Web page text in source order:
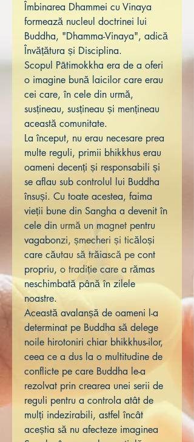
Îmbinarea Dhammei cu Vinaya
formează nucleul doctrinei lui
Buddha, "Dhamma-Vinaya", adică
Învățătura și Disciplina.
Scopul Pātimokkha era de a oferi
o imagine bună laicilor care erau
cei care, în cele din urmă,
susțineau, susțineau și mențineau
această comunitate.
La început, nu erau necesare prea
multe reguli, primii bhikkhus erau
oameni decenți și responsabili și
se aflau sub controlul lui Buddha
însuși. Cu toate acestea, faima
vieții bune din Sangha a devenit în
cele din urmă un magnet pentru
vagabonzi, șmecheri și ticăloși
care căutau să trăiască pe cont
propriu, o tradiție care a rămas
neschimbată până în zilele
noastre.
Această avalanșă de oameni l-a
determinat pe Buddha să delege
noile hirotoniri chiar bhikkhus-ilor,
ceea ce a dus la o multitudine de
conflicte pe care Buddha le-a
rezolvat prin crearea unei serii de
reguli pentru a controla atât de
mulți indezirabili, astfel încât
aceștia să nu afecteze imaginea